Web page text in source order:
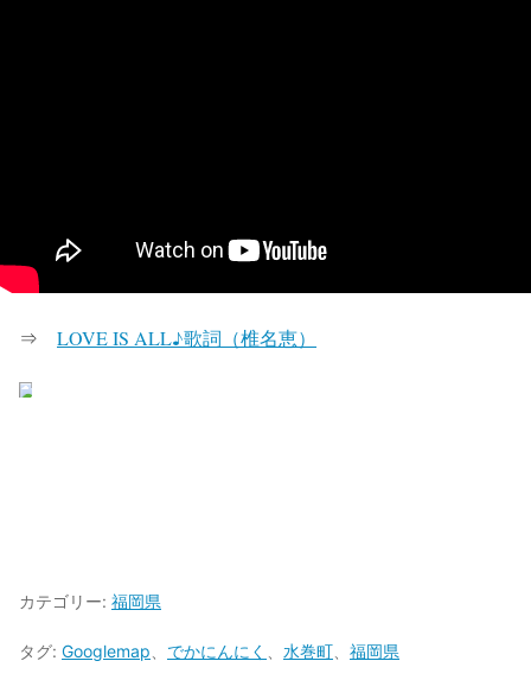
⇒ LOVE IS ALL♪歌詞（椎名恵）
カテゴリー: 福岡県
タグ: Googlemap でかにんにく 水巻町 福岡県